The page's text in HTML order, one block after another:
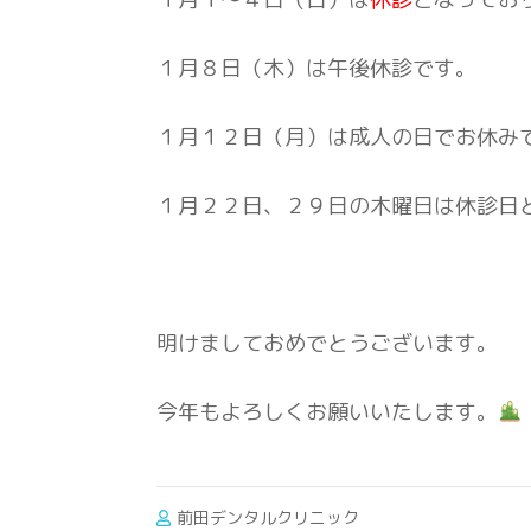
１月８日（木）は午後休診です。
１月１２日（月）は成人の日でお休み
１月２２日、２９日の木曜日は休診日
明けましておめでとうございます。
今年もよろしくお願いいたします。
前田デンタルクリニック